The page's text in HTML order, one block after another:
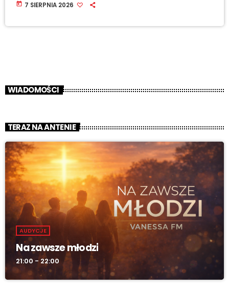
today 7 SIERPNIA 2026
WIADOMOŚCI
TERAZ NA ANTENIE
AUDYCJE
Na zawsze młodzi
21:00 - 22:00